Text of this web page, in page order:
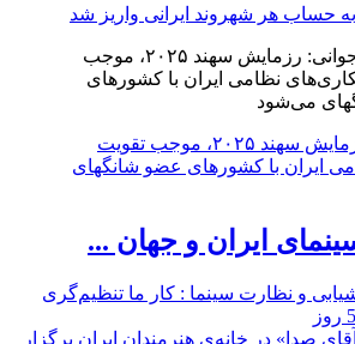
سردار جوانی: رزمایش سهند ۲۰۲۵، موجب تقویت
ایران با کشور‌های عضو شانگهای
ایران و جهان ...
و نظارت سینما : کار ما تنظیم‌گری
5 روز
صدا» در خانه‌ی هنرمندان ایران برگزار